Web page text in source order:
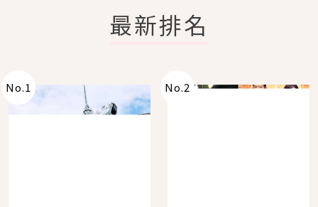
最新排名
No.1 No.2